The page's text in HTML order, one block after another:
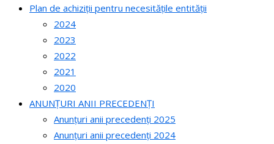
Plan de achiziții pentru necesitățile entității
2024
2023
2022
2021
2020
ANUNȚURI ANII PRECEDENȚI
Anunțuri anii precedenți 2025
Anunțuri anii precedenți 2024